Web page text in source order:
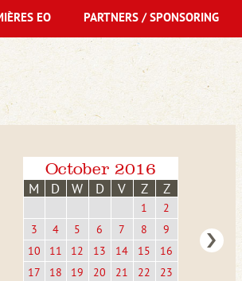
October 2016
M D W D V Z Z
1
2
3
4 5 6 7 8
9
10
11 12 13 14 15
16
17
18 19 20 21 22
23
EO PARTNERS / SPONSORING